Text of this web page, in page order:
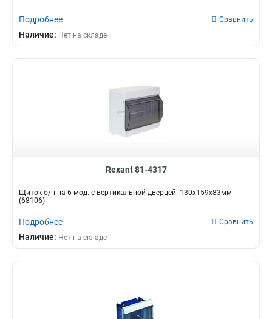
Подробнее Сравнить
Наличие: Нет на складе
Rexant 81-4317
Щиток о/п на 6 мод. с вертикальной дверцей. 130х159х83мм
(68106)
Подробнее Сравнить
Наличие: Нет на складе